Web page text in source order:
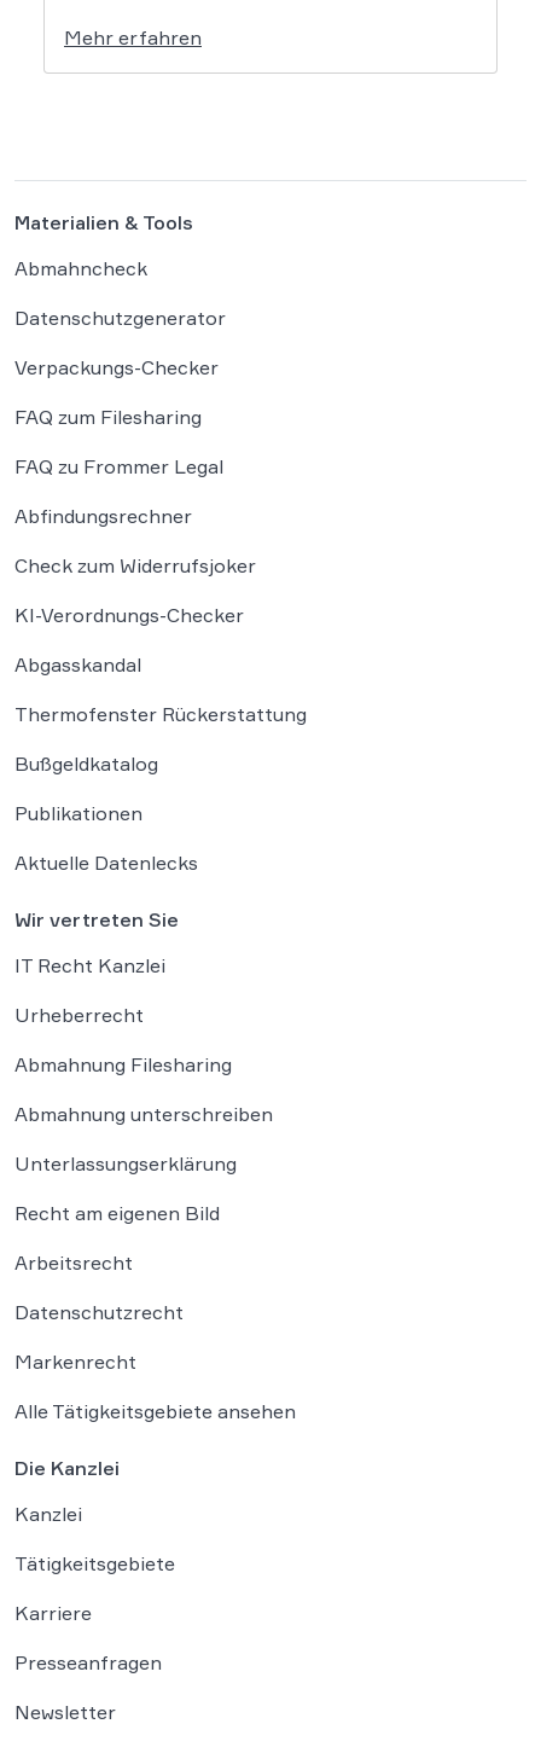
Reformprojekt Abhilfe schaffen. Der Ansatz
ist ambitioniert: Unternehmensgründungen
Mehr erfahren
Materialien & Tools
Abmahncheck
Datenschutzgenerator
Verpackungs-Checker
FAQ zum Filesharing
FAQ zu Frommer Legal
Abfindungsrechner
Check zum Widerrufsjoker
KI-Verordnungs-Checker
Abgasskandal
Thermofenster Rückerstattung
Bußgeldkatalog
Publikationen
Aktuelle Datenlecks
Wir vertreten Sie
IT Recht Kanzlei
Urheberrecht
Abmahnung Filesharing
Abmahnung unterschreiben
Unterlassungserklärung
Recht am eigenen Bild
Arbeitsrecht
Datenschutzrecht
Markenrecht
Alle Tätigkeitsgebiete ansehen
Die Kanzlei
Kanzlei
Tätigkeitsgebiete
Karriere
Presseanfragen
Newsletter